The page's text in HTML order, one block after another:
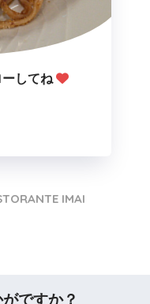
してね
IMAI
ですか？